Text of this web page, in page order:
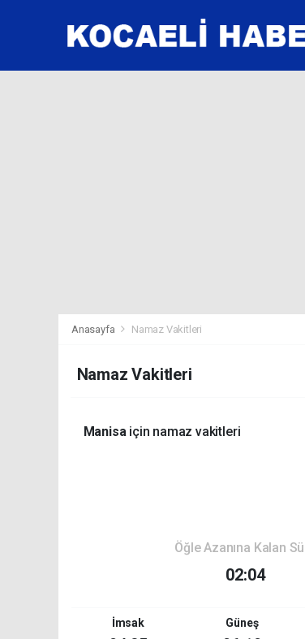
Anasayfa Namaz Vakitleri
Namaz Vakitleri
Manisaiçin namaz vakitleri
Öğle Azanına Kalan
02:04
İmsak Güneş